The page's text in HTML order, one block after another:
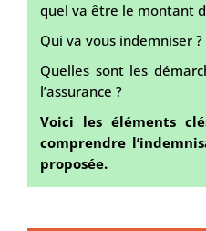
quel va être le montant
Qui va vous indemniser ?
Quelles sont les
l’assurance ?
Voici les éléments
comprendre
proposée.